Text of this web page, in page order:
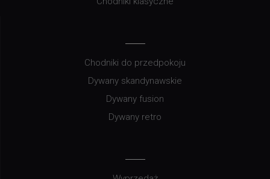
Chodniki do przedpokoju
Dywany skandynawskie
Dywany fusion
Dywany retro